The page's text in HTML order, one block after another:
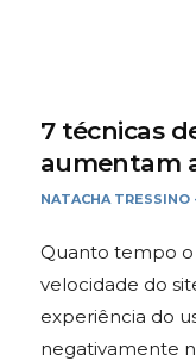
7 técnicas
aumentam
NATACHA TRESSINO
Quanto tempo o
velocidade do
experiência do
negativamente